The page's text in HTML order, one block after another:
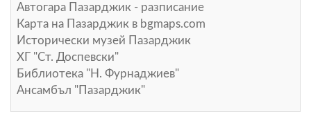
Автогара Пазарджик - разписание
Карта на Пазарджик в bgmaps.com
Исторически музей Пазарджик
ХГ "Ст. Доспевски"
Библиотека "Н. Фурнаджиев"
Ансамбъл "Пазарджик"